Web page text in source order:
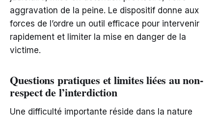
aggravation de la peine. Le dispositif donne aux
forces de l’ordre un outil efficace pour intervenir
rapidement et limiter la mise en danger de la
victime.
Questions pratiques et limites liées au non-
respect de l’interdiction
Une difficulté importante réside dans la nature